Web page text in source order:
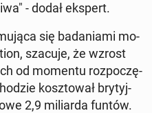
- dodał ekspert.
się ba­da­nia­mi mo­
szacuje, że wzrost
od momentu roz­po­czę­
kosz­to­wał bry­tyj­
2,9 mi­liar­da funtów.